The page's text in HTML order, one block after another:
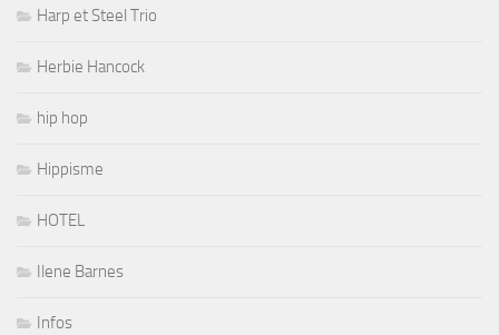
Harp et Steel Trio
Herbie Hancock
hip hop
Hippisme
HOTEL
Ilene Barnes
Infos